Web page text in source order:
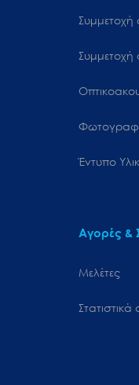
Συμμετοχή
Συμμετοχή
Έντυπο
Αγορές &
Μελέτες
Στατιστικά